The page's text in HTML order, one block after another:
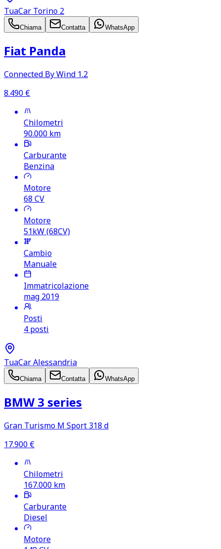
TuaCar Torino 2
Chiama Contatta WhatsApp
Fiat Panda
Connected By Wind 1.2
8.490 €
Chilometri
90.000 km
Carburante
Benzina
Motore
68 CV
Motore
51kW (68CV)
Cambio
Manuale
Immatricolazione
mag 2019
Posti
4 posti
TuaCar Alessandria
Chiama Contatta WhatsApp
BMW 3 series
Gran Turismo M Sport 318 d
17.900 €
Chilometri
167.000 km
Carburante
Diesel
Motore